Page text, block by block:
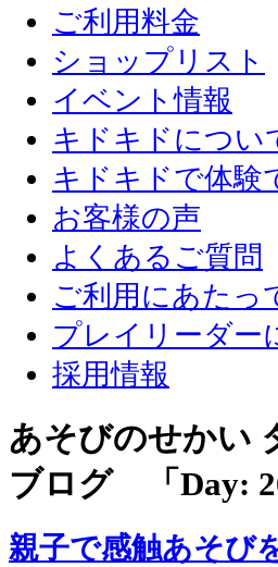
ご利用料金
ショップリスト
イベント情報
キドキドについ
キドキドで体験
お客様の声
よくあるご質問
ご利用にあたっ
プレイリーダー
採用情報
あそびのせかい
ブログ 「Day:
親子で感触あそび